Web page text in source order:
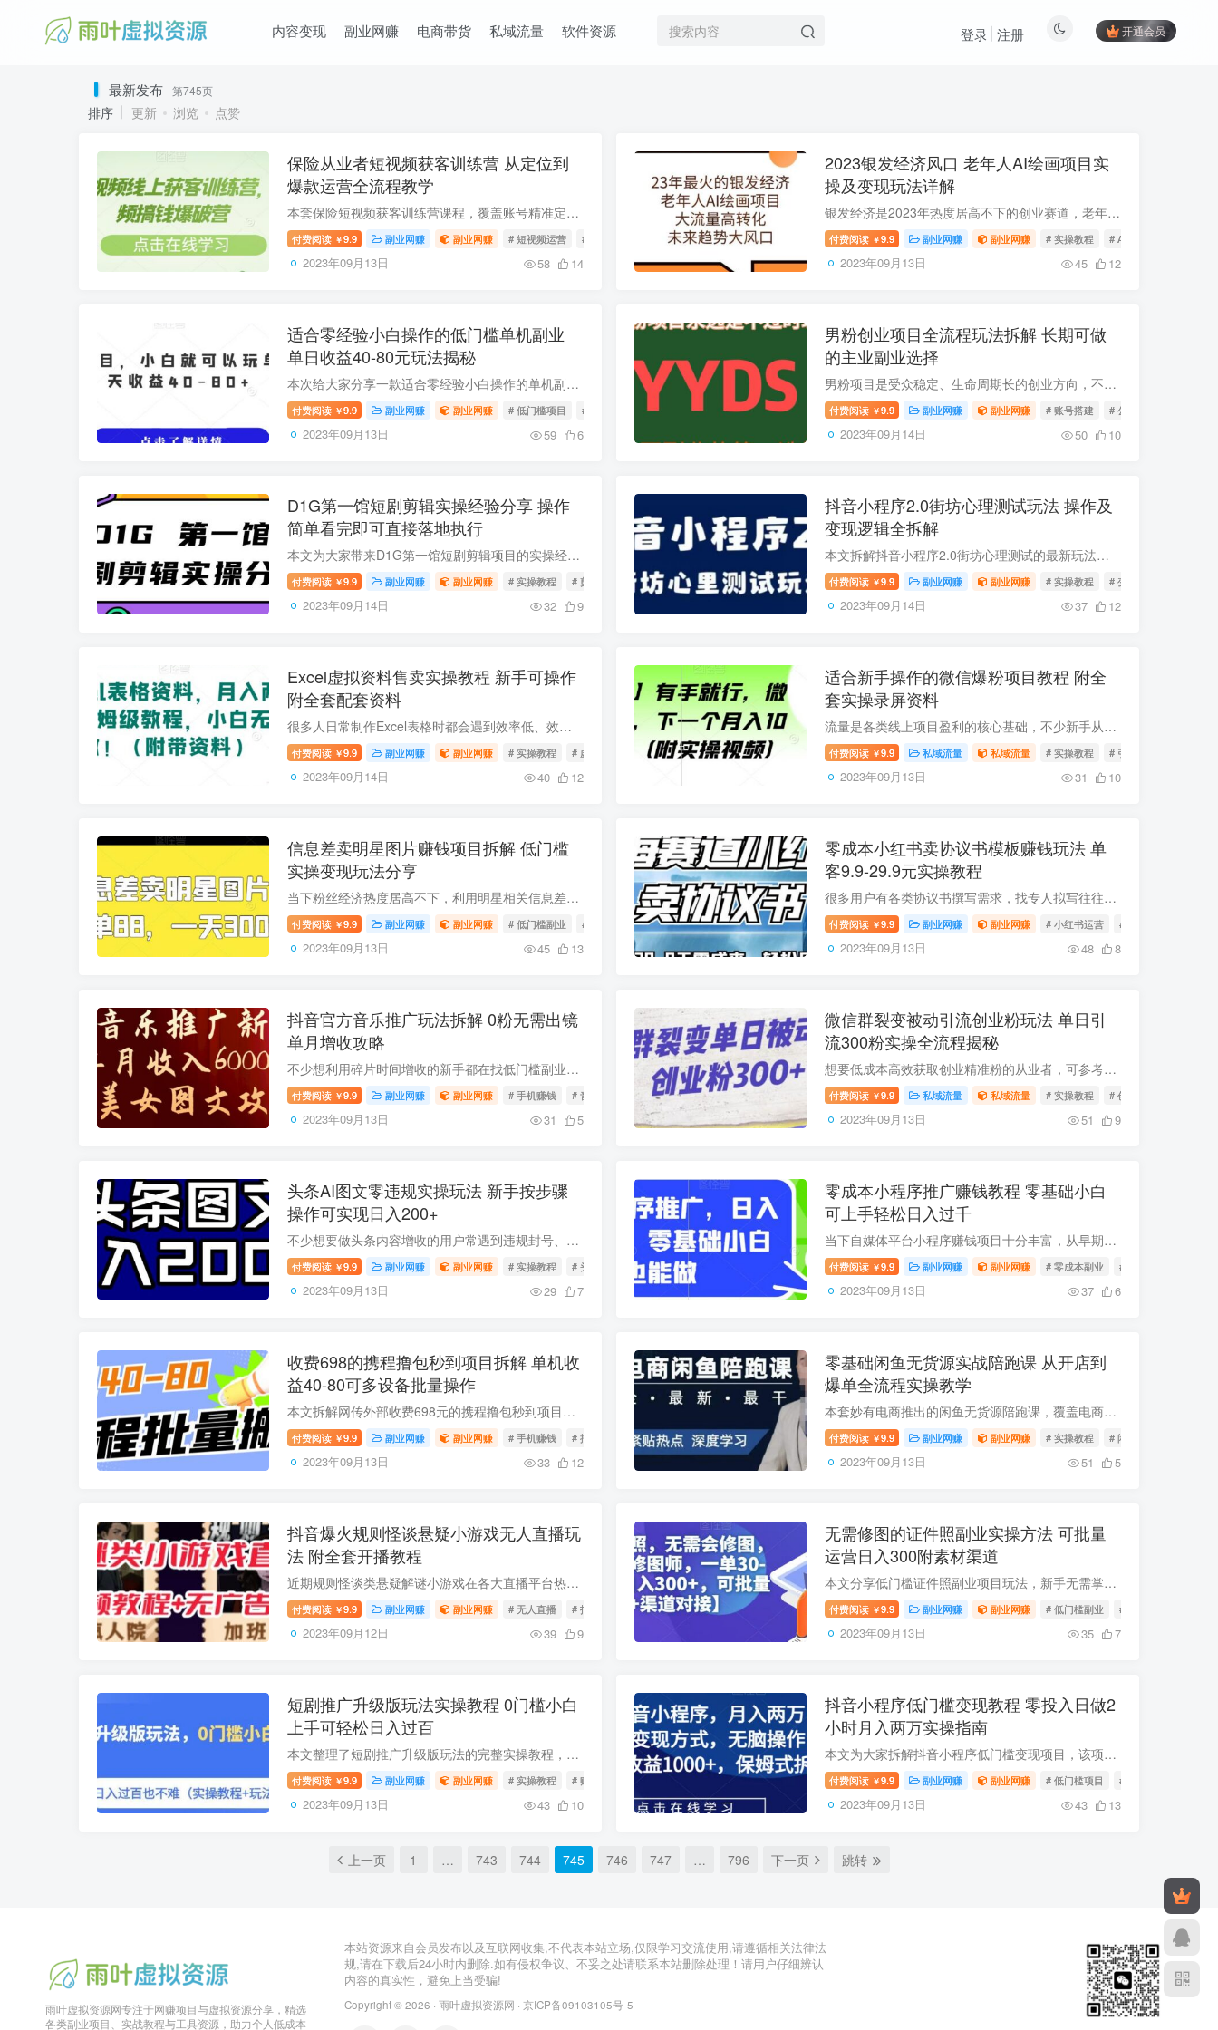
内容变现 副业网赚 电商带货 私域流量 软件资源 开通会员
登录 注册
最新发布 第745页
排序 更新 浏览 点赞
保险从业者短视频获客训练营 从定位到
爆款运营全流程教学
本套保险短视频获客训练营课程，覆盖账号精准定位、批量选题脚本、网感文案撰写、拍摄剪辑技巧、平台运营规则、爆款文案拆解、数据优化方法等全链路内容，适合想要通过短视频拓客增收的保险从业...
付费阅读 ￥9.9 副业网赚 副业网赚 # 短视频运营 # 剪辑技巧 # 账号定位
2023年09月13日 58 14
2023银发经济风口 老年人AI绘画项目实
操及变现玩法详解
银发经济是2023年热度居高不下的创业赛道，老年人AI绘画是其中兼具高流量、高转化潜力的细分优质方向。本次整理的资料包涵盖项目行业深度解读、AI绘画实操步骤教学、核心玩法及变现路径解析等内...
付费阅读 ￥9.9 副业网赚 副业网赚 # 实操教程 # AI绘画
2023年09月13日 45 12
适合零经验小白操作的低门槛单机副业
单日收益40-80元玩法揭秘
本次给大家分享一款适合零经验小白操作的单机副业项目，无需复杂运营经验，单人每天仅需操作1小时左右即可获得40-80元的收益，玩法支持无限放大，对应活动截止到9月20日，有需要的朋友可获取对...
付费阅读 ￥9.9 副业网赚 副业网赚 # 低门槛项目 # 小白副业 # 短期赚钱
2023年09月13日 59 6
男粉创业项目全流程玩法拆解 长期可做
的主业副业选择
男粉项目是受众稳定、生命周期长的创业方向，不管是作为主业深耕还是副业增收都非常合适。本文分享的男粉项目运营教程覆盖账号搭建、内容制作、公域引流、私域高客单价转化、自动成交、交付发货...
付费阅读 ￥9.9 副业网赚 副业网赚 # 账号搭建 # 公域引流
2023年09月14日 50 10
D1G第一馆短剧剪辑实操经验分享 操作
简单看完即可直接落地执行
本文为大家带来D1G第一馆短剧剪辑项目的实操经验分享，该项目整体操作逻辑简单不复杂，没有过高的技术门槛，零基础新手看完相关内容就能快速上手执行，适合想要发展线上副业的普通从业者参考学...
付费阅读 ￥9.9 副业网赚 副业网赚 # 实操教程 # 剪辑技巧 # 短剧剪辑
2023年09月14日 32 9
抖音小程序2.0街坊心理测试玩法 操作及
变现逻辑全拆解
本文拆解抖音小程序2.0街坊心理测试的最新玩法，该模式依靠制造相关话题引导用户点击左下角入口参与测试完成变现，具备制作门槛低、用户互动性高、账号起号快的特点。配套手把手实操课程包含全...
付费阅读 ￥9.9 副业网赚 副业网赚 # 实操教程 # 变现玩法
2023年09月14日 37 12
Excel虚拟资料售卖实操教程 新手可操作
附全套配套资料
很多人日常制作Excel表格时都会遇到效率低、效果差的问题，优质Excel模板的市场需求十分旺盛，售卖Excel虚拟资料是门槛较低、受众广泛的轻副业选择。本文整理了该项目从账号搭建、爆款内容制作...
付费阅读 ￥9.9 副业网赚 副业网赚 # 实操教程 # 虚拟资料 # 轻副业
2023年09月14日 40 12
适合新手操作的微信爆粉项目教程 附全
套实操录屏资料
流量是各类线上项目盈利的核心基础，不少新手从业者常因缺少获客渠道难以获得收益。本次分享的微信爆粉项目操作门槛较低，零基础也可快速上手，配套包含项目介绍、收益说明、全流程实操讲解及录...
付费阅读 ￥9.9 私域流量 私域流量 # 实操教程 # 引流技巧
2023年09月13日 31 10
信息差卖明星图片赚钱项目拆解 低门槛
实操变现玩法分享
当下粉丝经济热度居高不下，利用明星相关信息差售卖明星图片是门槛极低的变现项目，无额外成本，售出即为纯利。本次分享的保姆级教程涵盖项目优势解析、私域账号包装、爆款内容制作、多元变现路...
付费阅读 ￥9.9 副业网赚 副业网赚 # 低门槛副业 # 公域引流 # 信息差赚钱
2023年09月13日 45 13
零成本小红书卖协议书模板赚钱玩法 单
客9.9-29.9元实操教程
很多用户有各类协议书撰写需求，找专人拟写往往要花费数百到上万元，在小红书出售电子版协议书模板是门槛极低的轻副业，无需囤货或开实体店铺，单份定价9.9-29.9元几乎零成本，本文将为大家拆解...
付费阅读 ￥9.9 副业网赚 副业网赚 # 小红书运营 # 项目拆解
2023年09月13日 48 8
抖音官方音乐推广玩法拆解 0粉无需出镜
单月增收攻略
不少想利用碎片时间增收的新手都在找低门槛副业项目，本文为大家拆解近期热门的抖音官方音乐APP推广玩法：无需真人出镜，0粉丝即可入局，仅需手机搭配美女图文就能产出内容，每天花2小时即可制...
付费阅读 ￥9.9 副业网赚 副业网赚 # 手机赚钱 # 音乐推广 # 无需出镜
2023年09月13日 31 5
微信群裂变被动引流创业粉玩法 单日引
流300粉实操全流程揭秘
想要低成本高效获取创业精准粉的从业者，可参考本次分享的微信群裂变引流玩法，经实测可实现单日被动引流创业粉300+。本次分享配套完整实操教程，涵盖项目底层逻辑、保姆级分步实操指引、操作常...
付费阅读 ￥9.9 私域流量 私域流量 # 实操教程 # 创业粉引流
2023年09月13日 51 9
头条AI图文零违规实操玩法 新手按步骤
操作可实现日入200+
不少想要做头条内容增收的用户常遇到违规封号、内容产出效率低的问题，本次分享的头条AI图文新玩法已完美解决封号难题，全程零违规，新手跟着步骤即可轻松上手。课程覆盖赛道解析、前期准备、实...
付费阅读 ￥9.9 副业网赚 副业网赚 # 实操教程 # 头条运营 # AI图文
2023年09月13日 29 7
零成本小程序推广赚钱教程 零基础小白
可上手轻松日入过千
当下自媒体平台小程序赚钱项目十分丰富，从早期的壁纸、表情包类到当下热门的AI测试类都有成熟玩法，操作零成本门槛低，只需发布对应内容挂载小程序，有用户使用即可获得收益，本次还配套全流程...
付费阅读 ￥9.9 副业网赚 副业网赚 # 零成本副业 # 短视频赚钱
2023年09月13日 37 6
收费698的携程撸包秒到项目拆解 单机收
益40-80可多设备批量操作
本文拆解网传外部收费698元的携程撸包秒到项目，该项目单台设备可获40-80元收益，每日仅需手动操作1小时左右，项目可持续运营9天，支持多手机批量放大操作，最大优势为提现秒到账，最迟不会超过...
付费阅读 ￥9.9 副业网赚 副业网赚 # 手机赚钱 # 批量操作 # 短期项目
2023年09月13日 33 12
零基础闲鱼无货源实战陪跑课 从开店到
爆单全流程实操教学
本套妙有电商推出的闲鱼无货源陪跑课，覆盖电商底层逻辑、闲鱼平台规则、货源渠道、选品玩法、店铺搭建、内容打造、出单技巧、权重提升等全模块内容，配套实操演示，适合零基础新手入门，也能帮...
付费阅读 ￥9.9 副业网赚 副业网赚 # 实操教程 # 闲鱼运营
2023年09月13日 51 5
抖音爆火规则怪谈悬疑小游戏无人直播玩
法 附全套开播教程
近期规则怪谈类悬疑解谜小游戏在各大直播平台热度居高不下，该类内容留人能力强，起号门槛低且不易违规，支持真人或无人开播，可通过音浪打赏、平台推广、小游戏下载补贴等多渠道获取收益。本文...
付费阅读 ￥9.9 副业网赚 副业网赚 # 无人直播 # 抖音直播 # 开播教程
2023年09月12日 39 9
无需修图的证件照副业实操方法 可批量
运营日入300附素材渠道
本文分享低门槛证件照副业项目玩法，新手无需掌握修图技能即可上手，只需日常发布各类证件照作品承接订单，后续修图工作可交给对接的专业修图师完成。该项目用户复购率高，支持批量运营，做好内...
付费阅读 ￥9.9 副业网赚 副业网赚 # 低门槛副业 # 批量运营
2023年09月13日 35 7
短剧推广升级版玩法实操教程 0门槛小白
上手可轻松日入过百
本文整理了短剧推广升级版玩法的完整实操教程，内容覆盖项目原理、账号筹备、高权重账号打造、剪辑基础及实操等全流程核心要点，0基础无经验的小白看完即可快速上手操作，按照流程落地后不难实...
付费阅读 ￥9.9 副业网赚 副业网赚 # 实操教程 # 账号运营 # 短剧推广
2023年09月13日 43 10
抖音小程序低门槛变现教程 零投入日做2
小时月入两万实操指南
本文为大家拆解抖音小程序低门槛变现项目，该项目零投资、操作门槛极低，无需真人出镜即可制作内容，收益次日即可提现，单条爆款视频收益可达数千元，每日仅需投入2小时即可上手。教程涵盖项目...
付费阅读 ￥9.9 副业网赚 副业网赚 # 低门槛项目 # 短视频变现
2023年09月13日 43 13
上一页 1 … 743 744 745 746 747 … 796 下一页 跳转
雨叶虚拟资源网专注于网赚项目与虚拟资源分享，精选
各类副业项目、实战教程与工具资源，助力个人低成本
本站资源来自会员发布以及互联网收集,不代表本站立场,仅限学习交流使用,请遵循相关法律法
规,请在下载后24小时内删除.如有侵权争议、不妥之处请联系本站删除处理！请用户仔细辨认
内容的真实性，避免上当受骗!
Copyright © 2026 · 雨叶虚拟资源网 · 京ICP备09103105号-5